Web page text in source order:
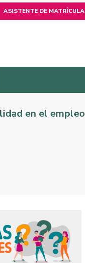
ASISTENTE DE MATRÍCULA
en el empleo